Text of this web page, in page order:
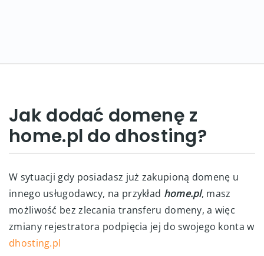
Jak dodać domenę z
home.pl do dhosting?
W sytuacji gdy posiadasz już zakupioną domenę u
innego usługodawcy, na przykład home.pl, masz
możliwość bez zlecania transferu domeny, a więc
zmiany rejestratora podpięcia jej do swojego konta w
dhosting.pl